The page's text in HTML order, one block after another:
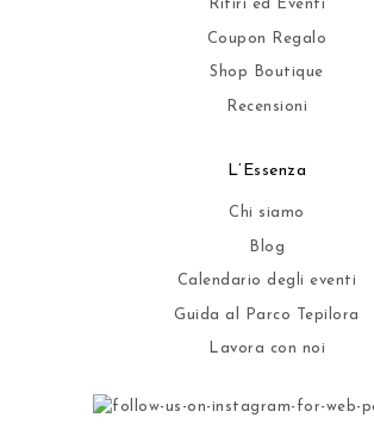
Ritiri ed Eventi
Coupon Regalo
Shop Boutique
Recensioni
L’Essenza
Chi siamo
Blog
Calendario degli eventi
Guida al Parco Tepilora
Lavora con noi